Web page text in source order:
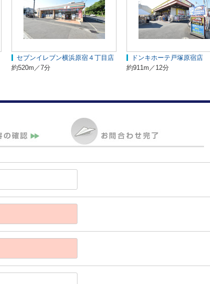
セブンイレブン横浜原宿４丁目店
約520m／7分
ドンキホーテ戸塚原宿店
約911m／12分